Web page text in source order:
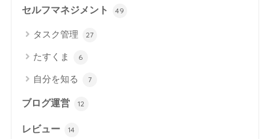
セルフマネジメント 49
タスク管理 27
たすくま 6
自分を知る 7
ブログ運営 12
レビュー 14